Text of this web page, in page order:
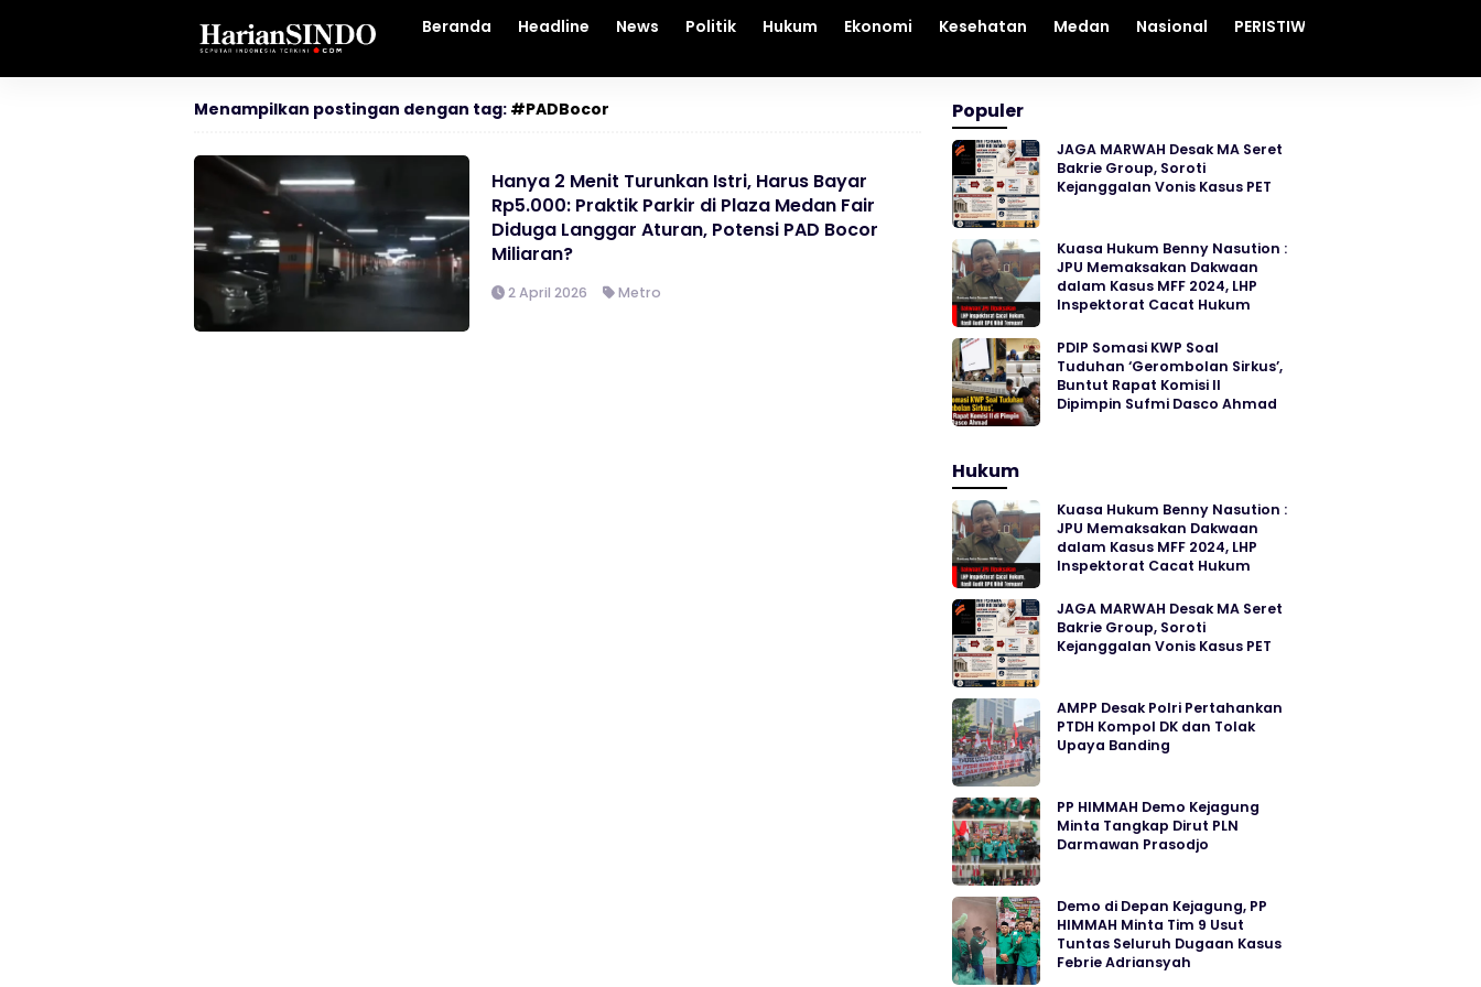
Beranda Headline News Politik Hukum Ekonomi Kesehatan Medan Nasional PERISTIWA
Menampilkan postingan dengan tag: #PADBocor
Hanya 2 Menit Turunkan Istri, Harus Bayar
Rp5.000: Praktik Parkir di Plaza Medan Fair
Diduga Langgar Aturan, Potensi PAD Bocor
Miliaran?
2 April 2026 Metro
Populer
JAGA MARWAH Desak MA Seret
Bakrie Group, Soroti
Kejanggalan Vonis Kasus PET
Kuasa Hukum Benny Nasution :
JPU Memaksakan Dakwaan
dalam Kasus MFF 2024, LHP
Inspektorat Cacat Hukum
PDIP Somasi KWP Soal
Tuduhan ‘Gerombolan Sirkus’,
Buntut Rapat Komisi II
Dipimpin Sufmi Dasco Ahmad
Hukum
Kuasa Hukum Benny Nasution :
JPU Memaksakan Dakwaan
dalam Kasus MFF 2024, LHP
Inspektorat Cacat Hukum
JAGA MARWAH Desak MA Seret
Bakrie Group, Soroti
Kejanggalan Vonis Kasus PET
AMPP Desak Polri Pertahankan
PTDH Kompol DK dan Tolak
Upaya Banding
PP HIMMAH Demo Kejagung
Minta Tangkap Dirut PLN
Darmawan Prasodjo
Demo di Depan Kejagung, PP
HIMMAH Minta Tim 9 Usut
Tuntas Seluruh Dugaan Kasus
Febrie Adriansyah